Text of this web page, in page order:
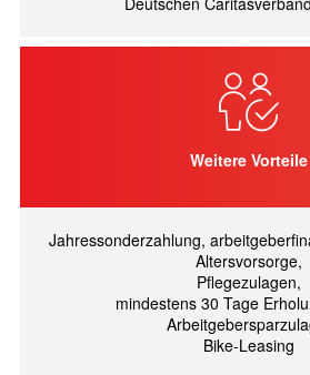
Weitere Vorteile
Jahressonderzahlung,
Altersvorsorge,
Pflegezulagen,
mindestens 30 Tage
Bike-Leasing